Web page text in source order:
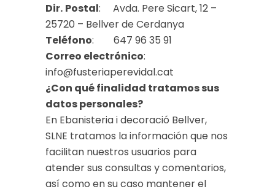
Dir. Postal: Avda. Pere Sicart, 12 –
25720 – Bellver de Cerdanya
Teléfono: 647 96 35 91
Correo electrónico:
info@fusteriaperevidal.cat
¿Con qué finalidad tratamos sus
datos personales?
En Ebanisteria i decoració Bellver,
SLNE tratamos la información que nos
facilitan nuestros usuarios para
atender sus consultas y comentarios,
así como en su caso mantener el